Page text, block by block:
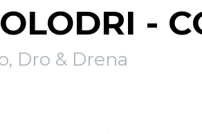
-
Dro & Drena